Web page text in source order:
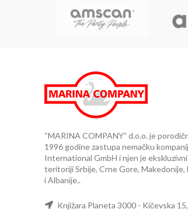
“MARINA COMPANY” d.o.o. je
1996 godine zastupa nemačku
International GmbH i njen je
teritoriji Srbije, Crne Gore,
i Albanije..
Knjižara Planeta 3000 - Kičevska